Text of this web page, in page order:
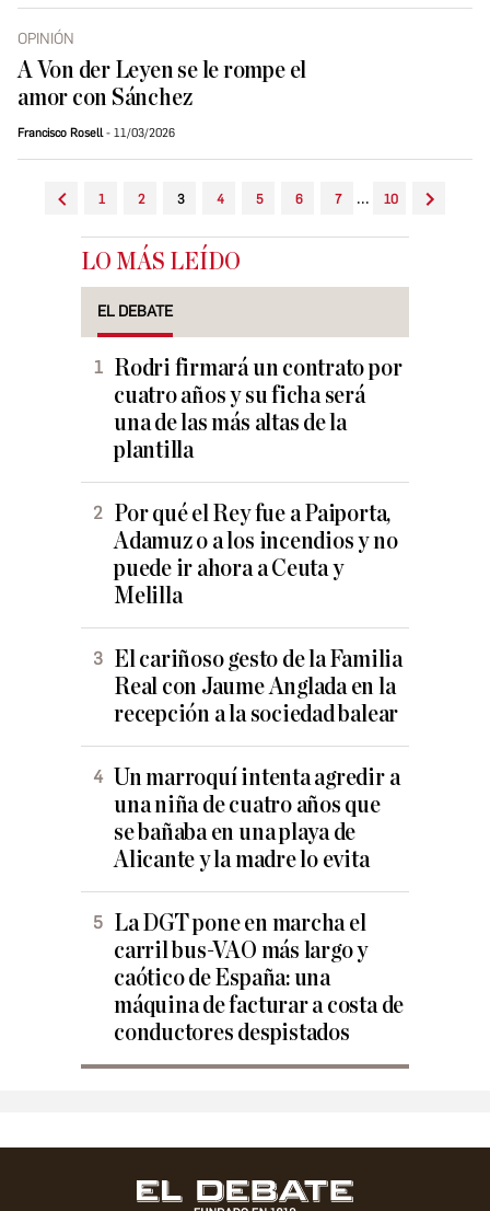
OPINIÓN
A Von der Leyen se le rompe el
amor con Sánchez
Francisco Rosell 11/03/2026
1 2 3 4 5 6 7 ... 10
LO MÁS LEÍDO
EL DEBATE
Rodri firmará un contrato por
cuatro años y su ficha será
una de las más altas de la
plantilla
Por qué el Rey fue a Paiporta,
Adamuz o a los incendios y no
puede ir ahora a Ceuta y
Melilla
El cariñoso gesto de la Familia
Real con Jaume Anglada en la
recepción a la sociedad balear
Un marroquí intenta agredir a
una niña de cuatro años que
se bañaba en una playa de
Alicante y la madre lo evita
La DGT pone en marcha el
carril bus-VAO más largo y
caótico de España: una
máquina de facturar a costa de
conductores despistados